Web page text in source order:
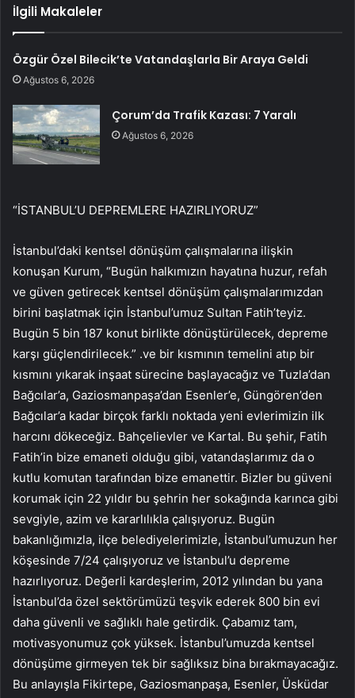
İlgili Makaleler
Özgür Özel Bilecik’te Vatandaşlarla Bir Araya Geldi
Ağustos 6, 2026
Çorum’da Trafik Kazası: 7 Yaralı
Ağustos 6, 2026
“İSTANBUL’U DEPREMLERE HAZIRLIYORUZ”
İstanbul’daki kentsel dönüşüm çalışmalarına ilişkin
konuşan Kurum, “Bugün halkımızın hayatına huzur, refah
ve güven getirecek kentsel dönüşüm çalışmalarımızdan
birini başlatmak için İstanbul’umuz Sultan Fatih’teyiz.
Bugün 5 bin 187 konut birlikte dönüştürülecek, depreme
karşı güçlendirilecek.” .ve bir kısmının temelini atıp bir
kısmını yıkarak inşaat sürecine başlayacağız ve Tuzla’dan
Bağcılar’a, Gaziosmanpaşa’dan Esenler’e, Güngören’den
Bağcılar’a kadar birçok farklı noktada yeni evlerimizin ilk
harcını dökeceğiz. Bahçelievler ve Kartal. Bu şehir, Fatih
Fatih’in bize emaneti olduğu gibi, vatandaşlarımız da o
kutlu komutan tarafından bize emanettir. Bizler bu güveni
korumak için 22 yıldır bu şehrin her sokağında karınca gibi
sevgiyle, azim ve kararlılıkla çalışıyoruz. Bugün
bakanlığımızla, ilçe belediyelerimizle, İstanbul’umuzun her
köşesinde 7/24 çalışıyoruz ve İstanbul’u depreme
hazırlıyoruz. Değerli kardeşlerim, 2012 yılından bu yana
İstanbul’da özel sektörümüzü teşvik ederek 800 bin evi
daha güvenli ve sağlıklı hale getirdik. Çabamız tam,
motivasyonumuz çok yüksek. İstanbul’umuzda kentsel
dönüşüme girmeyen tek bir sağlıksız bina bırakmayacağız.
Bu anlayışla Fikirtepe, Gaziosmanpaşa, Esenler, Üsküdar